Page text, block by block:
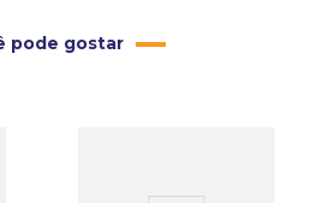
pode gostar